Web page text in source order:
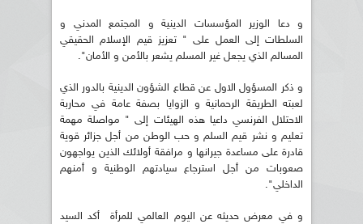
و دعا الوزير المؤسسات الدينية و المجتمع المدني و
السلطات إلى العمل على " تعزيز قيم الإسلام الحقيقي
المسالم الذي يجعل غير المسلم يشعر بالأمن و الأمان".
و ذكر المسؤول الاول عن قطاع الشؤون الدينية بالدور الذي
لعبته الطريقة الرحمانية و الزوايا بصفة عامة في محاربة
الاحتلال الفرنسي داعيا هذه الهيئات إلى " مواصلة مهمة
تعليم و نشر قيم السلم و حب الوطن من أجل جزائر قوية
قادرة على مساعدة جيرانها و مرافقة أولائك الذين يواجهون
صعوبات من أجل استرجاع سيادتهم الوطنية و أمنهم
الداخلي".
و في معرض حديثه عن اليوم العالمي للمرأة أكد السيد